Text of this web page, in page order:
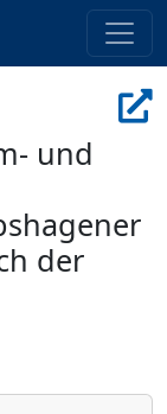
und
der